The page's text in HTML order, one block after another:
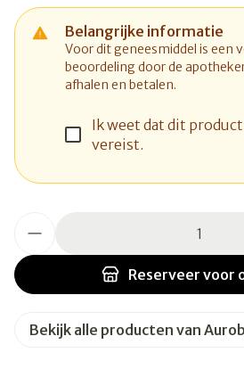
Belangrijke informatie
Voor dit geneesmiddel is een
beoordeling door de
afhalen en betalen.
Ik weet dat dit
vereist.
Reserveer voor
Bekijk alle producten van